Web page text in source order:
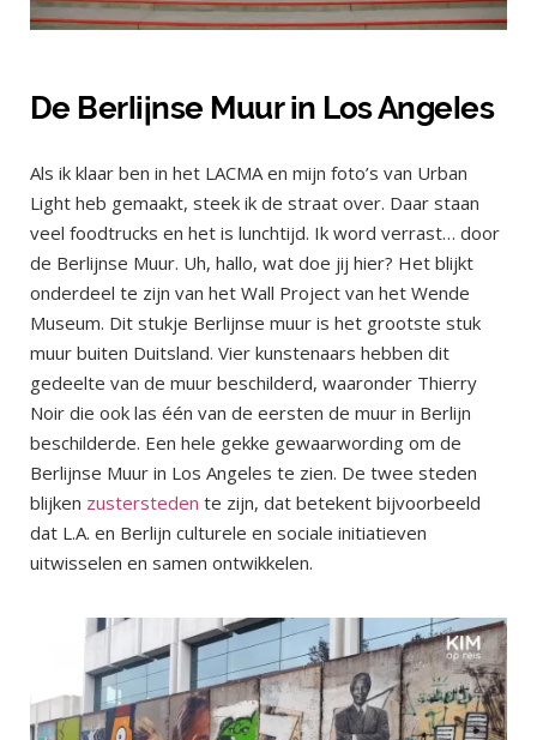
De Berlijnse Muur in Los Angeles
Als ik klaar ben in het LACMA en mijn foto’s van Urban
Light heb gemaakt, steek ik de straat over. Daar staan
veel foodtrucks en het is lunchtijd. Ik word verrast… door
de Berlijnse Muur. Uh, hallo, wat doe jij hier? Het blijkt
onderdeel te zijn van het Wall Project van het Wende
Museum. Dit stukje Berlijnse muur is het grootste stuk
muur buiten Duitsland. Vier kunstenaars hebben dit
gedeelte van de muur beschilderd, waaronder Thierry
Noir die ook las één van de eersten de muur in Berlijn
beschilderde. Een hele gekke gewaarwording om de
Berlijnse Muur in Los Angeles te zien. De twee steden
blijken zustersteden te zijn, dat betekent bijvoorbeeld
dat L.A. en Berlijn culturele en sociale initiatieven
uitwisselen en samen ontwikkelen.